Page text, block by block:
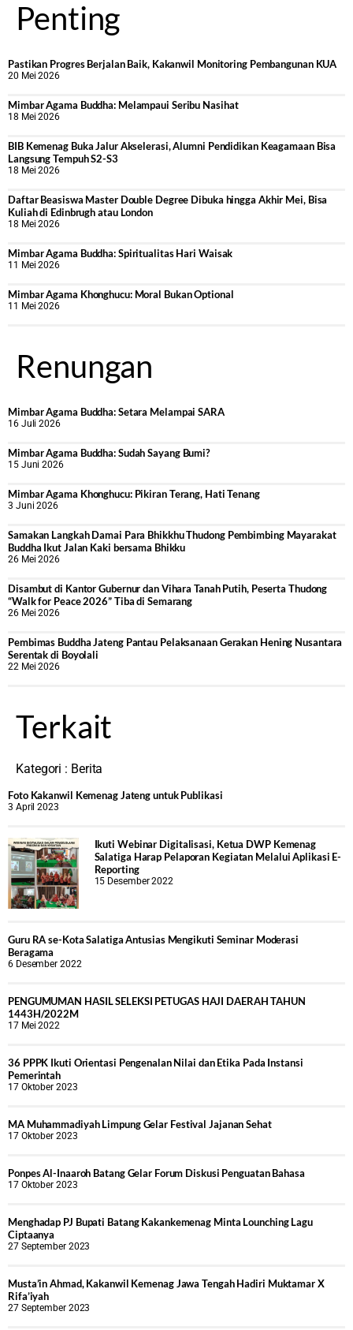
Penting
Pastikan Progres Berjalan Baik, Kakanwil Monitoring Pembangunan KUA
20 Mei 2026
Mimbar Agama Buddha: Melampaui Seribu Nasihat
18 Mei 2026
BIB Kemenag Buka Jalur Akselerasi, Alumni Pendidikan Keagamaan Bisa
Langsung Tempuh S2-S3
18 Mei 2026
Daftar Beasiswa Master Double Degree Dibuka hingga Akhir Mei, Bisa
Kuliah di Edinbrugh atau London
18 Mei 2026
Mimbar Agama Buddha: Spiritualitas Hari Waisak
11 Mei 2026
Mimbar Agama Khonghucu: Moral Bukan Optional
11 Mei 2026
Renungan
Mimbar Agama Buddha: Setara Melampai SARA
16 Juli 2026
Mimbar Agama Buddha: Sudah Sayang Bumi?
15 Juni 2026
Mimbar Agama Khonghucu: Pikiran Terang, Hati Tenang
3 Juni 2026
Samakan Langkah Damai Para Bhikkhu Thudong Pembimbing Mayarakat
Buddha Ikut Jalan Kaki bersama Bhikku
26 Mei 2026
Disambut di Kantor Gubernur dan Vihara Tanah Putih, Peserta Thudong
“Walk for Peace 2026” Tiba di Semarang
26 Mei 2026
‎Pembimas Buddha Jateng Pantau Pelaksanaan Gerakan Hening Nusantara
Serentak di Boyolali
22 Mei 2026
Terkait
Kategori : Berita
Foto Kakanwil Kemenag Jateng untuk Publikasi
3 April 2023
Ikuti Webinar Digitalisasi, Ketua DWP Kemenag
Salatiga Harap Pelaporan Kegiatan Melalui Aplikasi E-
Reporting
15 Desember 2022
Guru RA se-Kota Salatiga Antusias Mengikuti Seminar Moderasi
Beragama
6 Desember 2022
PENGUMUMAN HASIL SELEKSI PETUGAS HAJI DAERAH TAHUN
1443H/2022M
17 Mei 2022
36 PPPK Ikuti Orientasi Pengenalan Nilai dan Etika Pada Instansi
Pemerintah
17 Oktober 2023
MA Muhammadiyah Limpung Gelar Festival Jajanan Sehat
17 Oktober 2023
Ponpes Al-Inaaroh Batang Gelar Forum Diskusi Penguatan Bahasa
17 Oktober 2023
Menghadap PJ Bupati Batang Kakankemenag Minta Lounching Lagu
Ciptaanya
27 September 2023
Musta’in Ahmad, Kakanwil Kemenag Jawa Tengah Hadiri Muktamar X
Rifa’iyah
27 September 2023